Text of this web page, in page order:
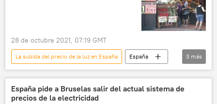
28 de octubre 2021, 07:19 GMT
La subida del precio de la luz en España
España
IPC
carburantes
📈 Mercados y finanzas
3 más
España pide a Bruselas salir del actual sistema de
precios de la electricidad